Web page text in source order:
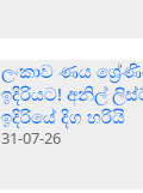
ලංකාව ණය
ඉදිරියට! අනිල්
ඉදිරියේ දිග හරියි
31-07-26